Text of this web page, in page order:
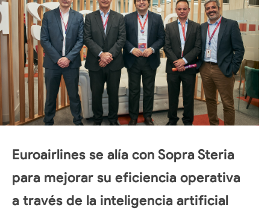
Euroairlines se alía con Sopra Steria
para mejorar su eficiencia operativa
a través de la inteligencia artificial